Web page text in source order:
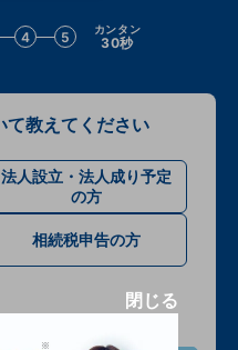
4 5 カンタン
30秒
て教えてください
法人設立・法人成り予定
の方
相続税申告の方
閉じる